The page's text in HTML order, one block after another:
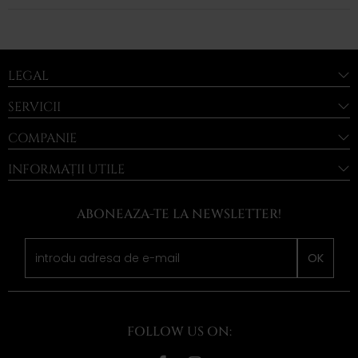
LEGAL
SERVICII
COMPANIE
INFORMAȚII UTILE
ABONEAZA-TE LA NEWSLETTER!
OK
FOLLOW US ON: